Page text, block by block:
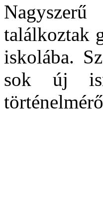
találkoztak
iskolába.
sok új